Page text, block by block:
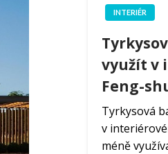
INTERIÉR
využít v
Feng-
Tyrkysová
v
méně